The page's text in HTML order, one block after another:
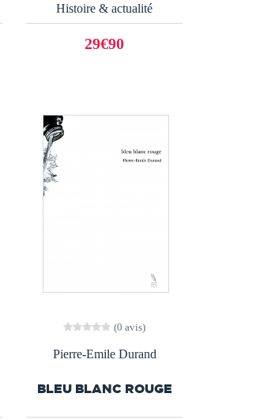
Histoire & actualité
29€90
(0 avis)
Pierre-Emile Durand
BLEU BLANC ROUGE